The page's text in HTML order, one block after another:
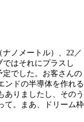
ノメートル）、22／
ではそれにプラスし
定でした。お客さんの
ンドの半導体を作れる
ありましたし、そのう
て。まあ、ドリーム枠